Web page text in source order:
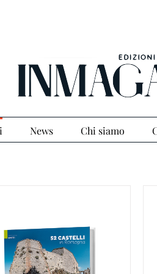
News Chi siamo
AL CARRELLO
DETTAGLI